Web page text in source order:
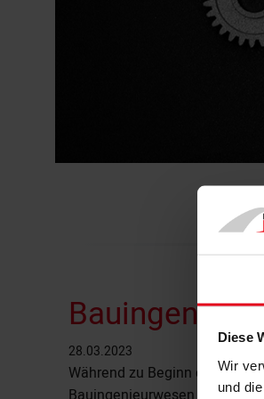
Diese
Wir
und
28.03.2023
Während zu Beginn des